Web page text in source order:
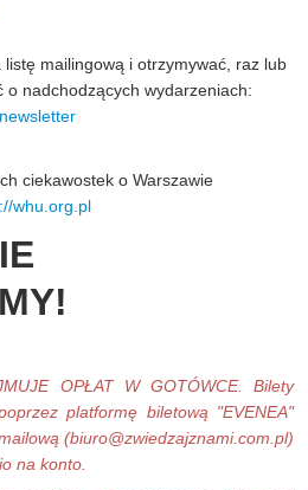
mailingową i otrzymywać, raz lub
o nadchodzących wydarzeniach:
ciekawostek o Warszawie
whu.org.pl
OPŁAT W GOTÓWCE. Bilety
platformę biletową "EVENEA"
(biuro@zwiedzajznami.com.pl)
na konto.